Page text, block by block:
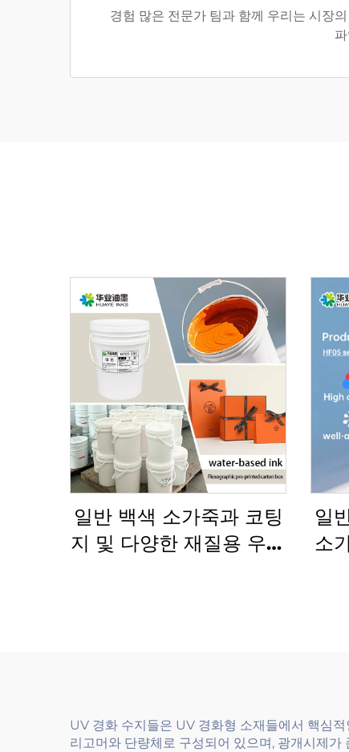
경험 많은 전문가 팀과 함께 우리는 시장
일반 백색 소가죽과 코팅
지 및 다양한 재질용 우수
일
소
UV 경화 수지들은 UV 경화형 소재들에서 핵심
리고머와 단량체로 구성되어 있으며, 광개시제